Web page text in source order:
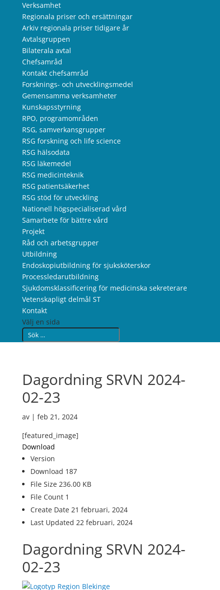
Verksamhet
Regionala priser och ersättningar
Arkiv regionala priser tidigare år
Avtalsgruppen
Bilaterala avtal
Chefsamråd
Kontakt chefsamråd
Forsknings- och utvecklingsmedel
Gemensamma verksamheter
Kunskapsstyrning
RPO, programområden
RSG, samverkansgrupper
RSG forskning och life science
RSG hälsodata
RSG läkemedel
RSG medicinteknik
RSG patientsäkerhet
RSG stöd för utveckling
Nationell högspecialiserad vård
Samarbete för bättre vård
Projekt
Råd och arbetsgrupper
Utbildning
Endoskopiutbildning för sjuksköterskor
Processledarutbildning
Sjukdomsklassificering för medicinska sekreterare
Vetenskapligt delmål ST
Kontakt
Välj en sida
Dagordning SRVN 2024-
02-23
av | feb 21, 2024
[featured_image]
Download
Version
Download 187
File Size 236.00 KB
File Count 1
Create Date 21 februari, 2024
Last Updated 22 februari, 2024
Dagordning SRVN 2024-
02-23